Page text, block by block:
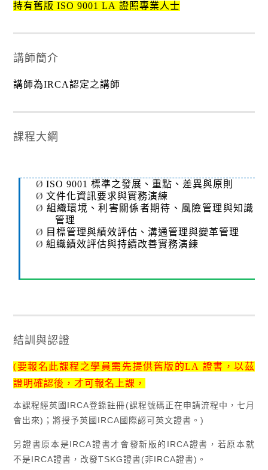
持有舊版 ISO 9001 LA證照專業人士
講師簡介
講師為IRCA認定之講師
課程大綱
Ø ISO 9001 標準之發展、重點、差異與原則
Ø 文件化資訊要求與實務演練
Ø 組織環境、利害關係者期待、風險管理與知識
管理
Ø 目標管理與績效評估、溝通管理與變革管理
Ø 組織績效評估與持續改善實務演練
結訓與認證
(要報名此課程之學員需先提供舊版的LA 證書，以茲
證明確認後，才可報名上課，
本課程經英國 IRCA登錄註冊(課程號碼正在申請流程中，七月
會出來) ；將授予英國 IRCA國際認可英文證書。)
另證書原本是IRCA證書才會發新版的 IRCA證書，若原本就
不是IRCA證書，改發TSKG證書(非IRCA證書) 。